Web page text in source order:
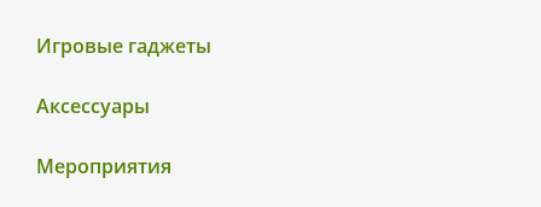
Игровые гаджеты
Аксессуары
Мероприятия